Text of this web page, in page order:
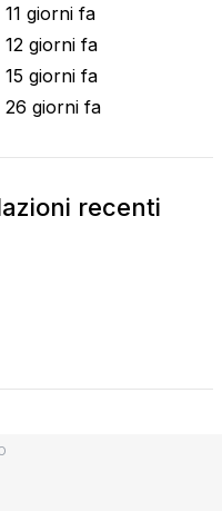
11 giorni fa
12 giorni fa
15 giorni fa
26 giorni fa
recenti